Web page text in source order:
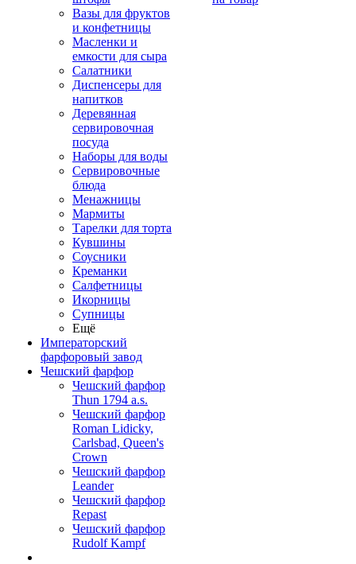
Вазы для фруктов
и конфетницы
Масленки и
емкости для сыра
Салатники
Диспенсеры для
напитков
Деревянная
сервировочная
посуда
Наборы для воды
Сервировочные
блюда
Менажницы
Мармиты
Тарелки для торта
Кувшины
Соусники
Креманки
Салфетницы
Икорницы
Супницы
Ещё
Императорский
фарфоровый завод
Чешский фарфор
Чешский фарфор
Thun 1794 a.s.
Чешский фарфор
Roman Lidicky,
Carlsbad, Queen's
Crown
Чешский фарфор
Leander
Чешский фарфор
Repast
Чешский фарфор
Rudolf Kampf